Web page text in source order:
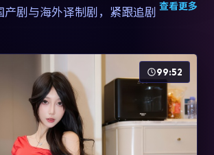
产剧与海外译制剧，紧跟追剧 查看更多
99:52